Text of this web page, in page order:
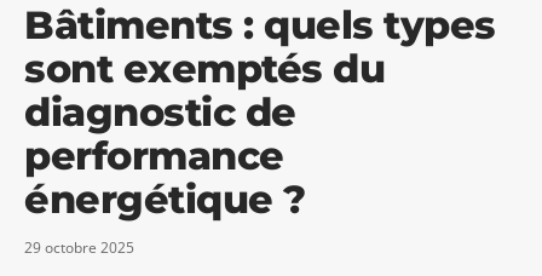
Bâtiments : quels types
sont exemptés du
diagnostic de
performance
énergétique ?
29 octobre 2025